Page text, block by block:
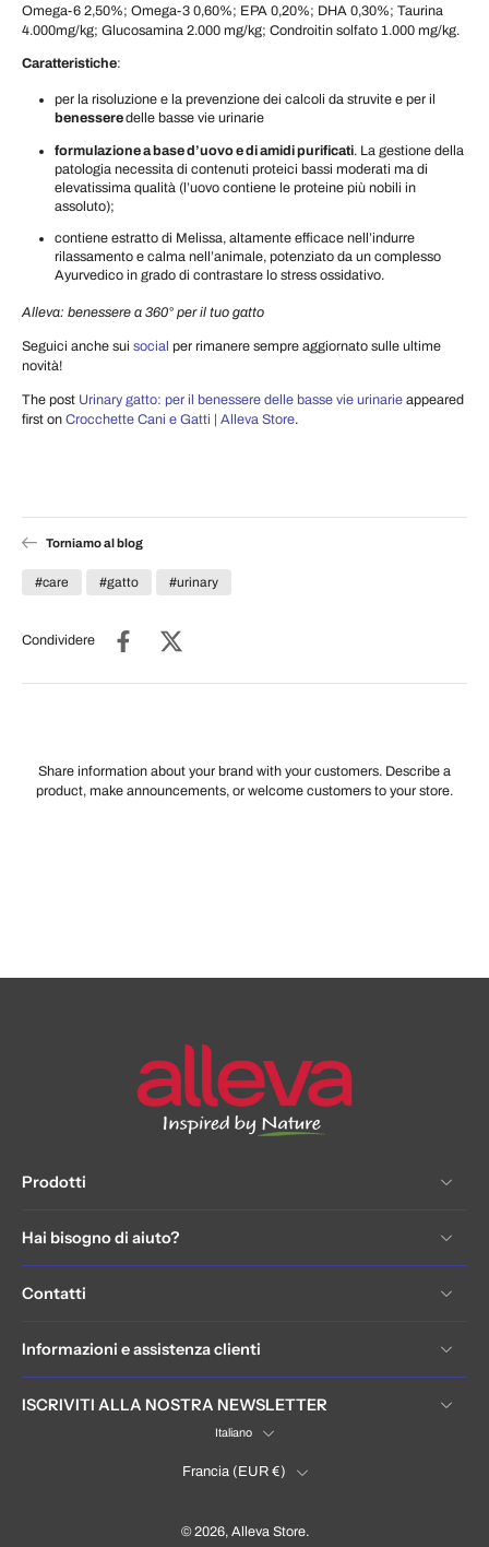
Omega-6 2,50%; Omega-3 0,60%; EPA 0,20%; DHA 0,30%; Taurina
4.000mg/kg; Glucosamina 2.000 mg/kg; Condroitin solfato 1.000 mg/kg.
Caratteristiche:
per la risoluzione e la prevenzione dei calcoli da struvite e per il
benesseredelle basse vie urinarie
formulazione a base d’uovo e di amidi purificati. La gestione della
patologia necessita di contenuti proteici bassi moderati ma di
elevatissima qualità (l’uovo contiene le proteine più nobili in
assoluto);
contiene estratto di Melissa, altamente efficace nell’indurre
rilassamento e calma nell’animale, potenziato da un complesso
Ayurvedico in grado di contrastare lo stress ossidativo.
Alleva: benessere a 360° per il tuo gatto
Seguici anche sui social per rimanere sempre aggiornato sulle ultime
novità!
The post Urinary gatto: per il benessere delle basse vie urinarie appeared
first on Crocchette Cani e Gatti | Alleva Store.
Torniamo al blog
#care #gatto #urinary
Condividere
Share information about your brand with your customers. Describe a
product, make announcements, or welcome customers to your store.
Prodotti
Hai bisogno di aiuto?
Contatti
Informazioni e assistenza clienti
ISCRIVITI ALLA NOSTRA NEWSLETTER
Italiano
Francia ‎(EUR €)‎
© 2026, Alleva Store.